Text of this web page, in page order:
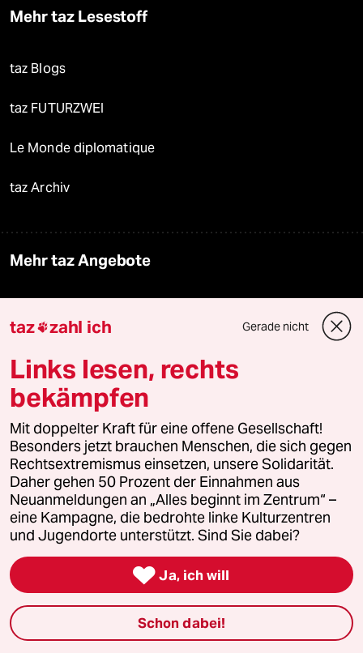
Mehr taz Lesestoff
taz Blogs
taz FUTURZWEI
Le Monde diplomatique
taz Archiv
Mehr taz Angebote
Shop
Anzeigen
Fragen & Hilfe
Feedback
Aboservice
ePaper Login
taz zahl ich Gerade nicht
Links lesen, rechts
bekämpfen
Mit doppelter Kraft für eine offene Gesellschaft!
Besonders jetzt brauchen Menschen, die sich gegen
Rechtsextremismus einsetzen, unsere Solidarität.
Daher gehen 50 Prozent der Einnahmen aus
Neuanmeldungen an „Alles beginnt im Zentrum“ –
eine Kampagne, die bedrohte linke Kulturzentren
und Jugendorte unterstützt. Sind Sie dabei?
 Ja, ich will
Schon dabei!